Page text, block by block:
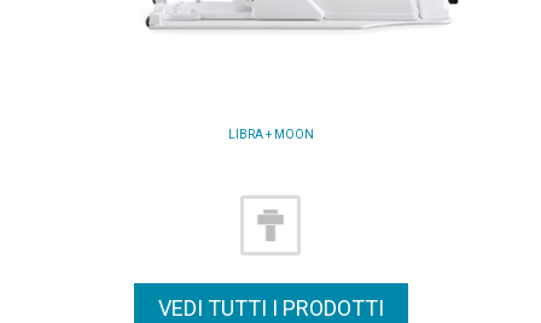
LIBRA + MOON
VEDI TUTTI I PRODOTTI